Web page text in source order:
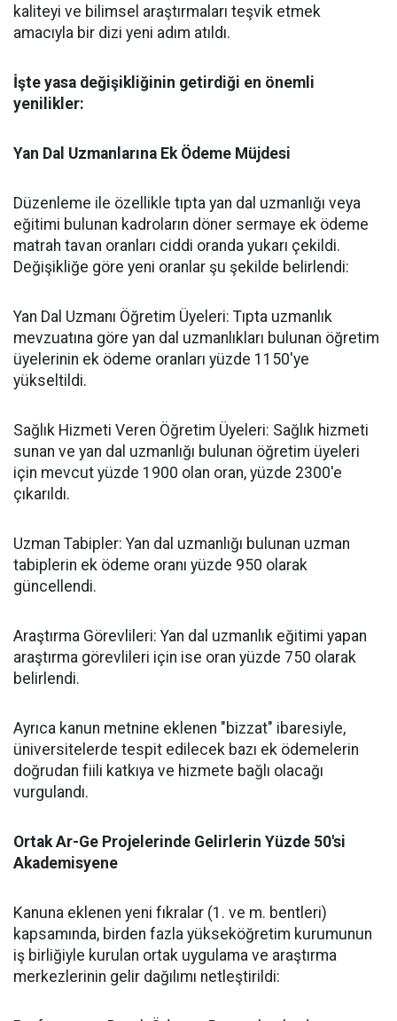
kaliteyi ve bilimsel araştırmaları teşvik etmek
amacıyla bir dizi yeni adım atıldı.
​İşte yasa değişikliğinin getirdiği en önemli
yenilikler:
​Yan Dal Uzmanlarına Ek Ödeme Müjdesi
​Düzenleme ile özellikle tıpta yan dal uzmanlığı veya
eğitimi bulunan kadroların döner sermaye ek ödeme
matrah tavan oranları ciddi oranda yukarı çekildi.
Değişikliğe göre yeni oranlar şu şekilde belirlendi:
​Yan Dal Uzmanı Öğretim Üyeleri: Tıpta uzmanlık
mevzuatına göre yan dal uzmanlıkları bulunan öğretim
üyelerinin ek ödeme oranları yüzde 1150'ye
yükseltildi.
​Sağlık Hizmeti Veren Öğretim Üyeleri: Sağlık hizmeti
sunan ve yan dal uzmanlığı bulunan öğretim üyeleri
için mevcut yüzde 1900 olan oran, yüzde 2300'e
çıkarıldı.
​Uzman Tabipler: Yan dal uzmanlığı bulunan uzman
tabiplerin ek ödeme oranı yüzde 950 olarak
güncellendi.
​Araştırma Görevlileri: Yan dal uzmanlık eğitimi yapan
araştırma görevlileri için ise oran yüzde 750 olarak
belirlendi.
​Ayrıca kanun metnine eklenen "bizzat" ibaresiyle,
üniversitelerde tespit edilecek bazı ek ödemelerin
doğrudan fiili katkıya ve hizmete bağlı olacağı
vurgulandı.
​Ortak Ar-Ge Projelerinde Gelirlerin Yüzde 50'si
Akademisyene
​Kanuna eklenen yeni fıkralar (1. ve m. bentleri)
kapsamında, birden fazla yükseköğretim kurumunun
iş birliğiyle kurulan ortak uygulama ve araştırma
merkezlerinin gelir dağılımı netleştirildi: